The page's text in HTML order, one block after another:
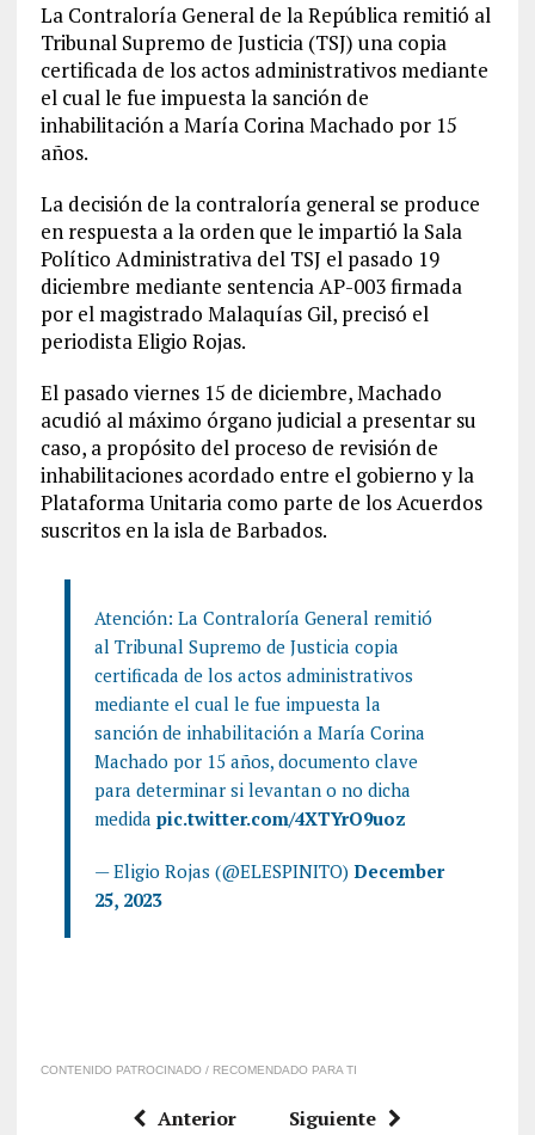
La Contraloría General de la República remitió al
Tribunal Supremo de Justicia (TSJ) una copia
certificada de los actos administrativos mediante
el cual le fue impuesta la sanción de
inhabilitación a María Corina Machado por 15
años.
La decisión de la contraloría general se produce
en respuesta a la orden que le impartió la Sala
Político Administrativa del TSJ el pasado 19
diciembre mediante sentencia AP-003 firmada
por el magistrado Malaquías Gil, precisó el
periodista Eligio Rojas.
El pasado viernes 15 de diciembre, Machado
acudió al máximo órgano judicial a presentar su
caso, a propósito del proceso de revisión de
inhabilitaciones acordado entre el gobierno y la
Plataforma Unitaria como parte de los Acuerdos
suscritos en la isla de Barbados.
Atención: La Contraloría General remitió
al Tribunal Supremo de Justicia copia
certificada de los actos administrativos
mediante el cual le fue impuesta la
sanción de inhabilitación a María Corina
Machado por 15 años, documento clave
para determinar si levantan o no dicha
medida pic.twitter.com/4XTYrO9uoz
— Eligio Rojas (@ELESPINITO) December
25, 2023
CONTENIDO PATROCINADO / RECOMENDADO PARA TI
Anterior Siguiente